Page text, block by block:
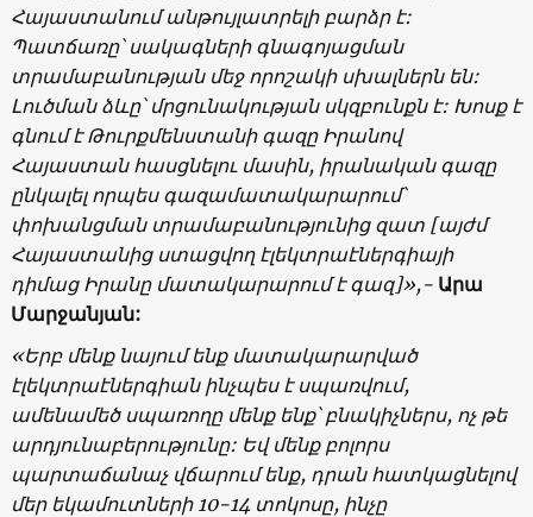
Հայաստանում անթույլատրելի բարձր է:
Պատճառը՝ սակագների գնագոյացման
տրամաբանության մեջ որոշակի սխալներն են:
Լուծման ձևը՝ մրցունակության սկզբունքն է: Խոսք է
գնում է Թուրքմենստանի գազը Իրանով
Հայաստան հասցնելու մասին, իրանական գազը
ընկալել որպես գազամատակարարում՝
փոխանցման տրամաբանությունից զատ [այժմ
Հայաստանից ստացվող էլեկտրաէներգիայի
դիմաց Իրանը մատակարարում է գազ]»,- Արա
Մարջանյան:
«Երբ մենք նայում ենք մատակարարված
էլեկտրաէներգիան ինչպես է սպառվում,
ամենամեծ սպառողը մենք ենք՝ բնակիչներս, ոչ թե
արդյունաբերությունը: Եվ մենք բոլորս
պարտաճանաչ վճարում ենք, դրան հատկացնելով
մեր եկամուտների 10-14 տոկոսը, ինչը